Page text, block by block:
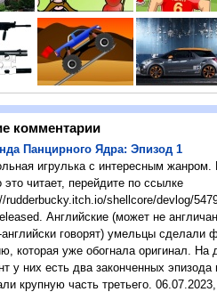
комментарии
Панцирного Ядра: Эпизод 1
игрулька с интересным жанром.
это читает, перейдите по ссылке
rudderbucky.itch.io/shellcore/devlog/
Английские (может не
говорят) умельцы сделали
которая уже обогнала оригинал. На
у них есть два законченных эпизода
крупную часть третьего.